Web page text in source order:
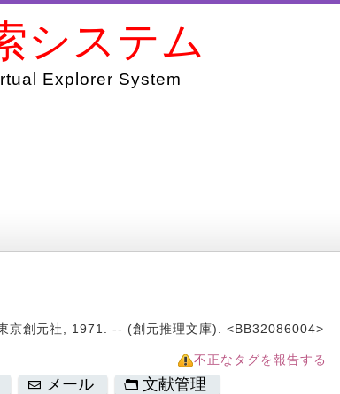
システム
Explorer System
京創元社, 1971. -- (創元推理文庫). <BB32086004>
不正なタグを報告する
メール 文献管理